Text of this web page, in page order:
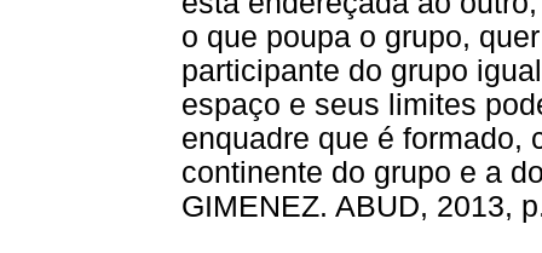
o que poupa o grupo,
participante do grupo
espaço e seus limites
enquadre que é formado,
continente do grupo e a
GIMENEZ. ABUD, 2013,